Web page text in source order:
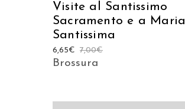
Visite al Santissimo
Sacramento e a Maria
Santissima
7,00€
6,65€
Brossura